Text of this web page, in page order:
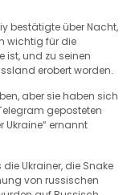
bestätigte über Nacht,
wichtig für die
ist, und zu seinen
erobert worden.
aber sie haben sich
geposteten
Ukraine“ ernannt
Ukrainer, die Snake
von russischen